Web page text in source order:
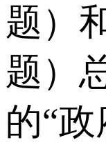
题）
题）
的“